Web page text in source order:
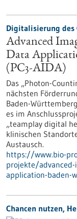
Digitalisierung des
Advanced
Data
(PC3-AIDA)
Das „Photon-
nächsten
Baden-
es im
„teamplay digital
klinischen
Austausch.
https://www.bio-
projekte/
application-baden-
Chancen nutzen,